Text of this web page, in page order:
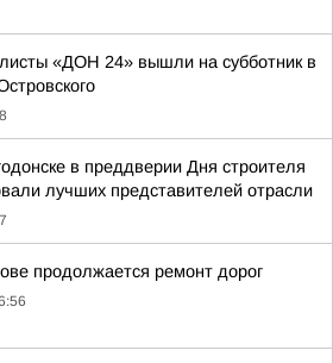
«ДОН 24» вышли на субботник в
в преддверии Дня строителя
лучших представителей отрасли
продолжается ремонт дорог